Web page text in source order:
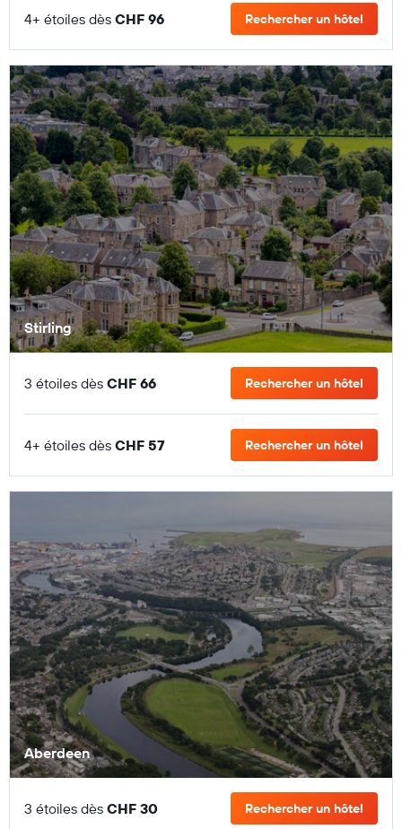
4+ étoiles dès CHF 96 Rechercher un hôtel
Stirling
3 étoiles dès CHF 66 Rechercher un hôtel
4+ étoiles dès CHF 57 Rechercher un hôtel
Aberdeen
3 étoiles dès CHF 30 Rechercher un hôtel